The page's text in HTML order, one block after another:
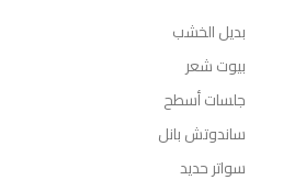
بديل الخشب
بيوت شعر
جلسات أسطح
ساندوتش بانل
سواتر حديد